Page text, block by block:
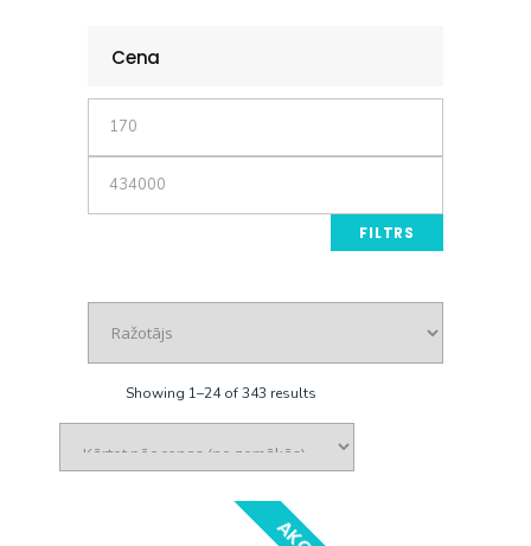
Showing 1–24 of 343 results
Cena
FILTRS